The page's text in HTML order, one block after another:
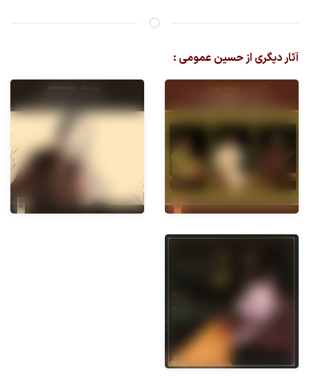
آثار دیگری از حسین عمومی :